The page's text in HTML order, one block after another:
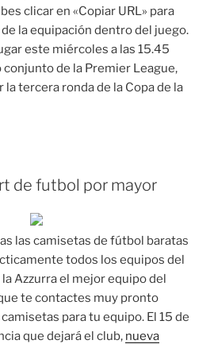
clicar en «Copiar URL» para
la equipación dentro del juego.
este miércoles a las 15.45
de la Premier League,
la tercera ronda de la Copa de la
de futbol por mayor
las camisetas de fútbol baratas
todos los equipos del
Azzurra el mejor equipo del
te contactes muy pronto
para tu equipo. El 15 de
que dejará el club, nueva